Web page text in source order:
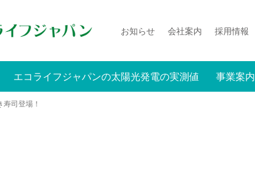
お知らせ 会社案内 採用情報
エコライフジャパンの太陽光発電の実測値 事業案内
寿司登場！